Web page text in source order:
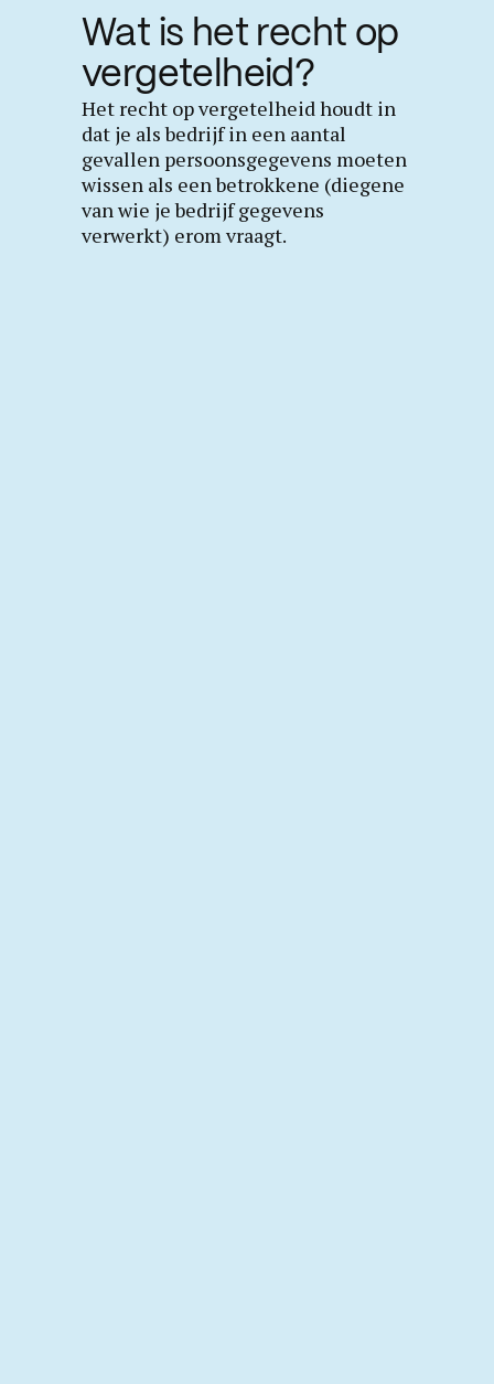
Wat is het recht op
vergetelheid?
Het recht op vergetelheid houdt in
dat je als bedrijf in een aantal
gevallen persoonsgegevens moeten
wissen als een betrokkene (diegene
van wie je bedrijf gegevens
verwerkt) erom vraagt.